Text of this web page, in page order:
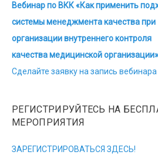
Вебинар по ВКК «Как применить
системы менеджмента качества при
организации внутреннего контроля
качества медицинской организации»
Сделайте заявку на запись
РЕГИСТРИРУЙТЕСЬ НА
МЕРОПРИЯТИЯ
ЗАРЕГИСТРИРОВАТЬСЯ ЗДЕСЬ!